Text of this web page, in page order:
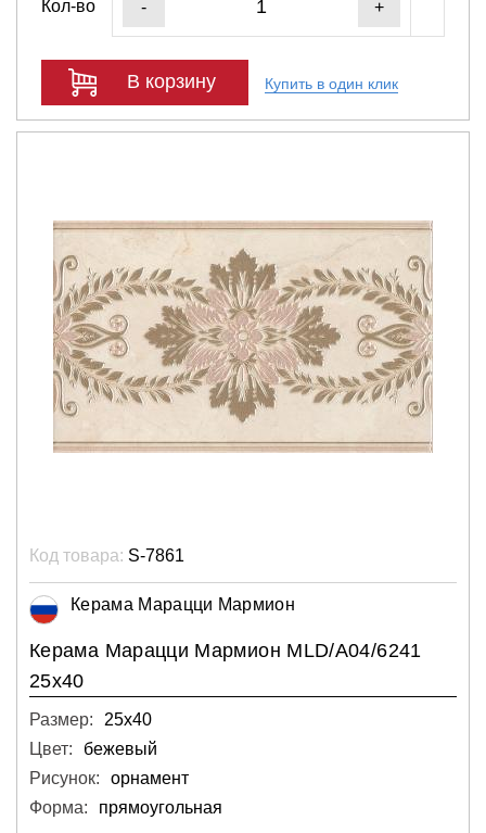
Кол-во - +
В корзину Купить в один клик
Код товара: S-7861
Керама Марацци Мармион
Керама Марацци Мармион MLD/A04/6241
25х40
Размер:
25х40
Цвет:
бежевый
Рисунок:
орнамент
Форма:
прямоугольная